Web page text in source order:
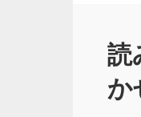
読
か